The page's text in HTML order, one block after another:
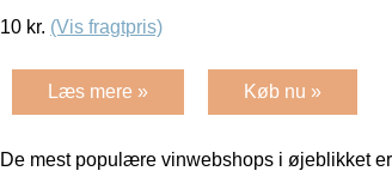
10 kr. (Vis fragtpris)
Læs mere » Køb nu »
De mest populære vinwebshops i øjeblikket er